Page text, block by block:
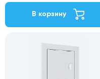
В корзину